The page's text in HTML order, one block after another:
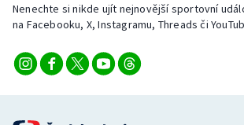
Vodní slalom
Volejbal
Nenechte si nikde ujít nejnovější sportovní
na Facebooku, X, Instagramu, Threads či